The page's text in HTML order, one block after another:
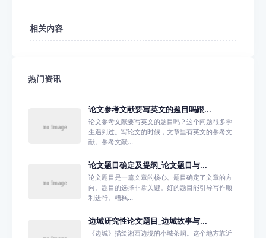
相关内容
热门资讯
论文参考文献要写英文的题目吗跟...
论文参考文献要写英文的题目吗？这个问题很多学
生遇到过。写论文的时候，文章里有英文的参考文
献。参考文献...
论文题目确定及提纲_论文题目与...
论文题目是一篇文章的核心。题目确定了文章的方
向。题目的选择非常关键。好的题目能引导写作顺
利进行。糟糕...
边城研究性论文题目_边城故事与...
《边城》描绘湘西边境的小城茶峒。这个地方靠近